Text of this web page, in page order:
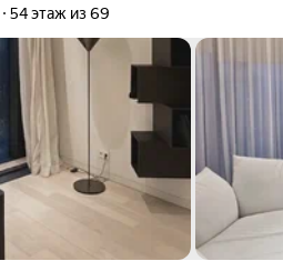
54 этаж из 69